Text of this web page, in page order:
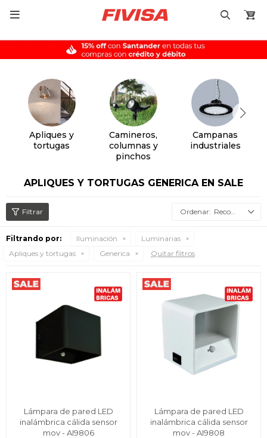

Apliques y
tortugas
Camineros,
columnas y
pinchos
Campanas
industriales
APLIQUES Y TORTUGAS GENERICA EN SALE
Recomendados
Filtrando por: Iluminación
Luminarias
Apliques y tortugas
Generica Quitar filtros
Lámpara de pared LED
inalámbrica cálida sensor
mov - AI9806
Lámpara de pared LED
inalámbrica cálida sensor
mov - AI9808